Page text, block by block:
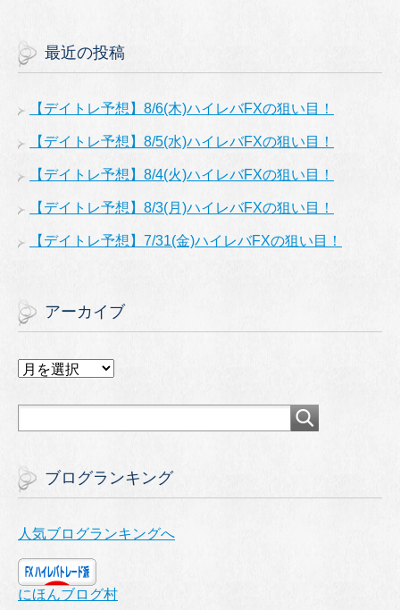
最近の投稿
【デイトレ予想】8/6(木)ハイレバFXの狙い目！
【デイトレ予想】8/5(水)ハイレバFXの狙い目！
【デイトレ予想】8/4(火)ハイレバFXの狙い目！
【デイトレ予想】8/3(月)ハイレバFXの狙い目！
【デイトレ予想】7/31(金)ハイレバFXの狙い目！
アーカイブ
ア
カ
ブログランキング
人気ブログランキングへ
にほんブログ村